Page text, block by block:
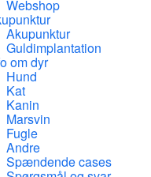
Webshop
Akupunktur
Guldimplantation
om dyr
Hund
Kat
Kanin
Marsvin
Fugle
Andre
Spændende cases